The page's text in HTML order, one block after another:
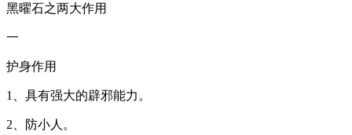
黑曜石之两大作用
一
护身作用
1、具有强大的辟邪能力。
2、防小人。